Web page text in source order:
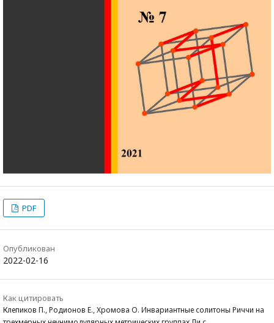
PDF
Опубликован
2022-02-16
Как цитировать
Клепиков П., Родионов Е., Хромова О. Инвариантные солитоны Риччи на